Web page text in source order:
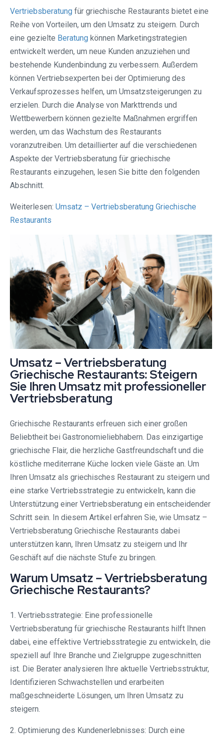
Vertriebsberatung für griechische Restaurants bietet eine
Reihe von Vorteilen, um den Umsatz zu steigern. Durch
eine gezielte Beratung können Marketingstrategien
entwickelt werden, um neue Kunden anzuziehen und
bestehende Kundenbindung zu verbessern. Außerdem
können Vertriebsexperten bei der Optimierung des
Verkaufsprozesses helfen, um Umsatzsteigerungen zu
erzielen. Durch die Analyse von Markttrends und
Wettbewerbern können gezielte Maßnahmen ergriffen
werden, um das Wachstum des Restaurants
voranzutreiben. Um detaillierter auf die verschiedenen
Aspekte der Vertriebsberatung für griechische
Restaurants einzugehen, lesen Sie bitte den folgenden
Abschnitt.
Weiterlesen: Umsatz – Vertriebsberatung Griechische
Restaurants
Umsatz – Vertriebsberatung
Griechische Restaurants: Steigern
Sie Ihren Umsatz mit professioneller
Vertriebsberatung
Griechische Restaurants erfreuen sich einer großen
Beliebtheit bei Gastronomieliebhabern. Das einzigartige
griechische Flair, die herzliche Gastfreundschaft und die
köstliche mediterrane Küche locken viele Gäste an. Um
Ihren Umsatz als griechisches Restaurant zu steigern und
eine starke Vertriebsstrategie zu entwickeln, kann die
Unterstützung einer Vertriebsberatung ein entscheidender
Schritt sein. In diesem Artikel erfahren Sie, wie Umsatz –
Vertriebsberatung Griechische Restaurants dabei
unterstützen kann, Ihren Umsatz zu steigern und Ihr
Geschäft auf die nächste Stufe zu bringen.
Warum Umsatz – Vertriebsberatung
Griechische Restaurants?
1. Vertriebsstrategie: Eine professionelle
Vertriebsberatung für griechische Restaurants hilft Ihnen
dabei, eine effektive Vertriebsstrategie zu entwickeln, die
speziell auf Ihre Branche und Zielgruppe zugeschnitten
ist. Die Berater analysieren Ihre aktuelle Vertriebsstruktur,
Identifizieren Schwachstellen und erarbeiten
maßgeschneiderte Lösungen, um Ihren Umsatz zu
steigern.
2. Optimierung des Kundenerlebnisses: Durch eine